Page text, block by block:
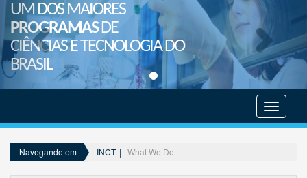
UM DOS MAIORES
PROGRAMASDE
CIÊNCIAS E TECNOLOGIA DO
BRASIL
menu
Navegando em INCT What We Do